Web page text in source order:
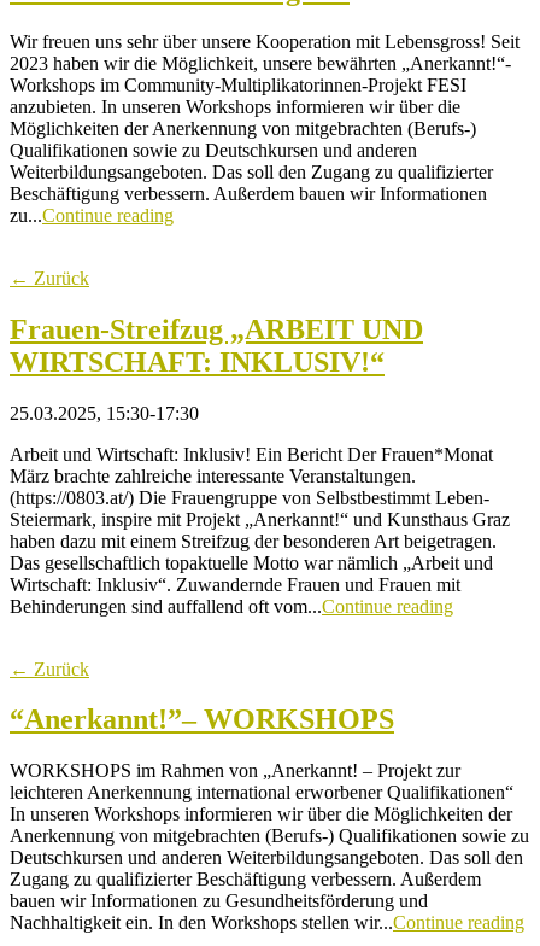
Wir freuen uns sehr über unsere Kooperation mit Lebensgross! Seit
2023 haben wir die Möglichkeit, unsere bewährten „Anerkannt!“-
Workshops im Community-Multiplikatorinnen-Projekt FESI
anzubieten. In unseren Workshops informieren wir über die
Möglichkeiten der Anerkennung von mitgebrachten (Berufs-)
Qualifikationen sowie zu Deutschkursen und anderen
Weiterbildungsangeboten. Das soll den Zugang zu qualifizierter
Beschäftigung verbessern. Außerdem bauen wir Informationen
zu...Continue reading
← Zurück
Frauen-Streifzug „ARBEIT UND
WIRTSCHAFT: INKLUSIV!“
25.03.2025, 15:30-17:30
Arbeit und Wirtschaft: Inklusiv! Ein Bericht Der Frauen*Monat
März brachte zahlreiche interessante Veranstaltungen.
(https://0803.at/) Die Frauengruppe von Selbstbestimmt Leben-
Steiermark, inspire mit Projekt „Anerkannt!“ und Kunsthaus Graz
haben dazu mit einem Streifzug der besonderen Art beigetragen.
Das gesellschaftlich topaktuelle Motto war nämlich „Arbeit und
Wirtschaft: Inklusiv“. Zuwandernde Frauen und Frauen mit
Behinderungen sind auffallend oft vom...Continue reading
← Zurück
“Anerkannt!”– WORKSHOPS
WORKSHOPS im Rahmen von „Anerkannt! – Projekt zur
leichteren Anerkennung international erworbener Qualifikationen“
In unseren Workshops informieren wir über die Möglichkeiten der
Anerkennung von mitgebrachten (Berufs-) Qualifikationen sowie zu
Deutschkursen und anderen Weiterbildungsangeboten. Das soll den
Zugang zu qualifizierter Beschäftigung verbessern. Außerdem
bauen wir Informationen zu Gesundheitsförderung und
Nachhaltigkeit ein. In den Workshops stellen wir...Continue reading